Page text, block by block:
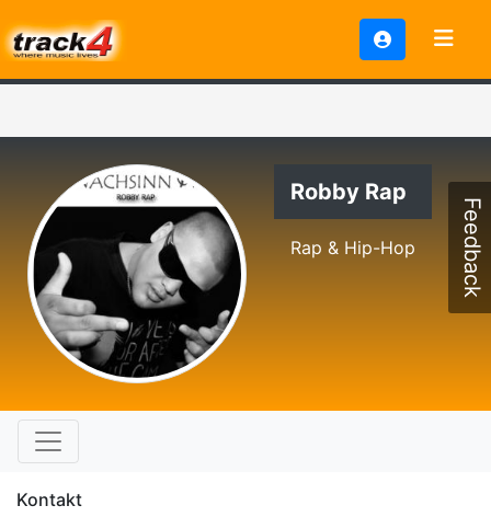
Robby Rap
Rap & Hip-Hop
Kontakt
Feedback